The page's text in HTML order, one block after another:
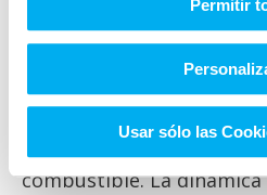
Permitir
Usar sólo las
variedad de opciones de
combinan potencia y
turboalimentados hasta
CLE está diseñado para
excepcional sin
combustible. La